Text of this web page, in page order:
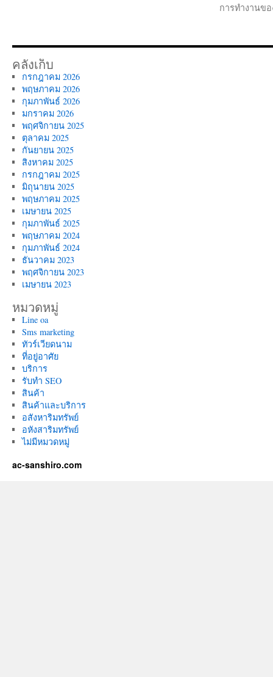
การทำงานข
คลังเก็บ
กรกฎาคม 2026
พฤษภาคม 2026
กุมภาพันธ์ 2026
มกราคม 2026
พฤศจิกายน 2025
ตุลาคม 2025
กันยายน 2025
สิงหาคม 2025
กรกฎาคม 2025
มิถุนายน 2025
พฤษภาคม 2025
เมษายน 2025
กุมภาพันธ์ 2025
พฤษภาคม 2024
กุมภาพันธ์ 2024
ธันวาคม 2023
พฤศจิกายน 2023
เมษายน 2023
หมวดหมู่
Line oa
Sms marketing
ทัวร์เวียดนาม
ที่อยู่อาศัย
บริการ
รับทำ SEO
สินค้า
สินค้าและบริการ
อสังหาริมทรัพย์
อหังสาริมทรัพย์
ไม่มีหมวดหมู่
ac-sanshiro.com